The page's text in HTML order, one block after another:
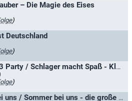
– Die Magie des Eises
)
Deutschland
)
Die Klubbb3 Party / Schlager macht Spaß - Klubbb3 in den Bergen
)
Sommer bei uns / Sommer bei uns - die große Eröffnungsshow